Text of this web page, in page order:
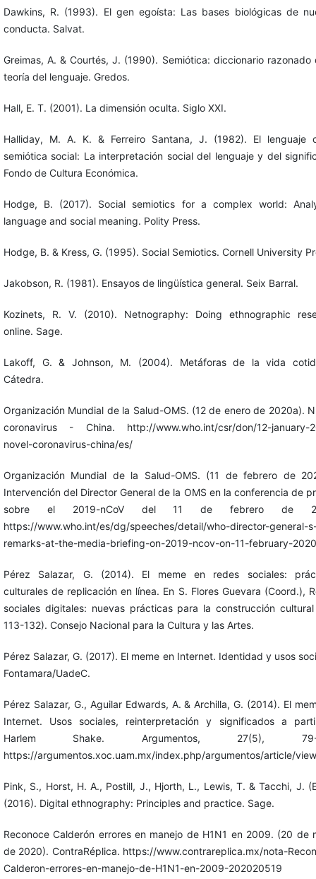
Dawkins, R. (1993). El gen egoísta: Las bases biológicas de
conducta. Salvat.
Greimas, A. & Courtés, J. (1990). Semiótica: diccionario razonado
teoría del lenguaje. Gredos.
Hall, E. T. (2001). La dimensión oculta. Siglo XXI.
Halliday, M. A. K. & Ferreiro Santana, J. (1982). El lenguaje
semiótica social: La interpretación social del lenguaje y del
Fondo de Cultura Económica.
Hodge, B. (2017). Social semiotics for a complex world:
language and social meaning. Polity Press.
Hodge, B. & Kress, G. (1995). Social Semiotics. Cornell University
Jakobson, R. (1981). Ensayos de lingüística general. Seix Barral.
Kozinets, R. V. (2010). Netnography: Doing ethnographic
online. Sage.
Lakoff, G. & Johnson, M. (2004). Metáforas de la vida
Cátedra.
Organización Mundial de la Salud-OMS. (12 de enero de 2020a).
coronavirus - China. http://www.who.int/csr/don/12-january-
novel-coronavirus-china/es/
Organización Mundial de la Salud-OMS. (11 de febrero de
Intervención del Director General de la OMS en la conferencia de
sobre ‎el 2019-nCoV del 11 de febrero de
https://www.who.int/es/dg/speeches/detail/who-director-general-
remarks-at-the-media-briefing-on-2019-ncov-on-11-february-2020
Pérez Salazar, G. (2014). El meme en redes sociales:
culturales de replicación en línea. En S. Flores Guevara (Coord.),
sociales digitales: nuevas prácticas para la construcción
113-132). Consejo Nacional para la Cultura y las Artes.
Pérez Salazar, G. (2017). El meme en Internet. Identidad y usos
Fontamara/UadeC.
Pérez Salazar, G., Aguilar Edwards, A. & Archilla, G. (2014). El
Internet. Usos sociales, reinterpretación y significados a
Harlem Shake. Argumentos, 27(5), 79-
https://argumentos.xoc.uam.mx/index.php/argumentos/article/
Pink, S., Horst, H. A., Postill, J., Hjorth, L., Lewis, T. & Tacchi, J.
(2016). Digital ethnography: Principles and practice. Sage.
Reconoce Calderón errores en manejo de H1N1 en 2009. (20 de
de 2020). ContraRéplica. https://www.contrareplica.mx/nota-
Calderon-errores-en-manejo-de-H1N1-en-2009-202020519